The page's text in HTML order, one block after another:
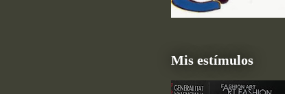
Mis estímulos